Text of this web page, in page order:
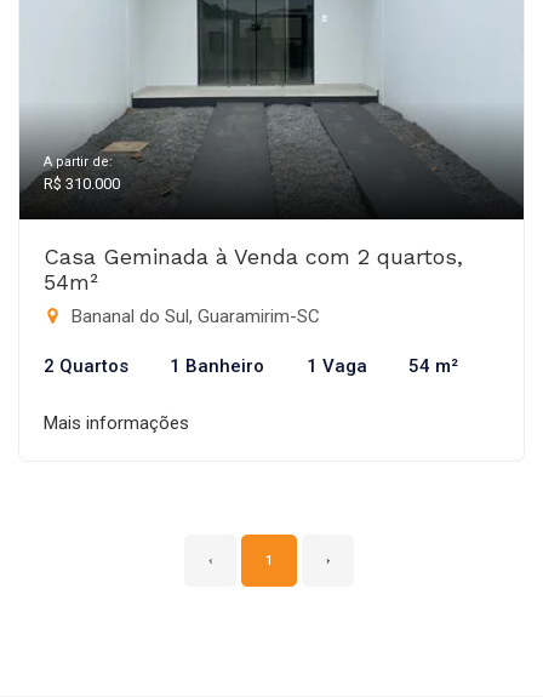
A partir de:
R$ 310.000
Casa Geminada à Venda com 2 quartos,
54m²
Bananal do Sul, Guaramirim-SC
2 Quartos 1 Banheiro 1 Vaga 54 m²
Mais informações
‹ 1 ›